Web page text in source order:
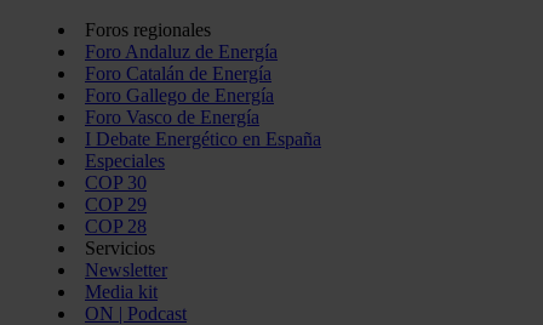
Foros regionales
Foro Andaluz de Energía
Foro Catalán de Energía
Foro Gallego de Energía
Foro Vasco de Energía
I Debate Energético en España
Especiales
COP 30
COP 29
COP 28
Servicios
Newsletter
Media kit
ON | Podcast